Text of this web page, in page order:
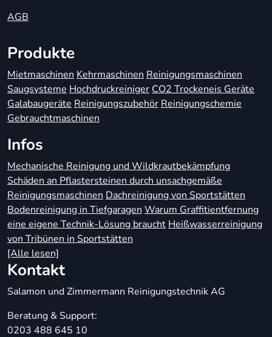
AGB
Produkte
Mietmaschinen Kehrmaschinen Reinigungsmaschinen
Saugsysteme Hochdruckreiniger CO2 Trockeneis Geräte
Galabaugeräte Reinigungszubehör Reinigungschemie
Gebrauchtmaschinen
Infos
Mechanische Reinigung und Wildkrautbekämpfung
Schäden an Pflastersteinen durch unsachgemäße
Reinigungsmaschinen Dachreinigung von Sportstätten
Bodenreinigung in Tiefgaragen Warum Graffitientfernung
eine eigene Technik-Lösung braucht Heißwasserreinigung
von Tribünen in Sportstätten
[Alle lesen]
Kontakt
Salamon und Zimmermann Reinigungstechnik AG
Beratung & Support:
0203 488 645 10